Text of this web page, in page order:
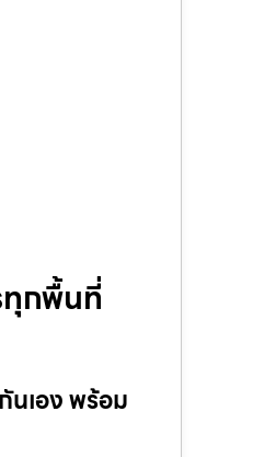
ทุกพื้นที่
นเอง พร้อม